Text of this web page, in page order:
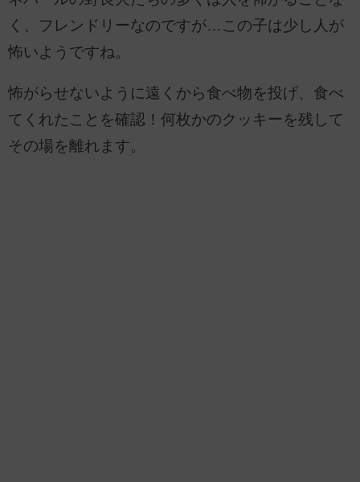
く、フレンドリーなのですが…この子は少し人が
怖いようですね。
怖がらせないように遠くから食べ物を投げ、食べ
てくれたことを確認！何枚かのクッキーを残して
その場を離れます。